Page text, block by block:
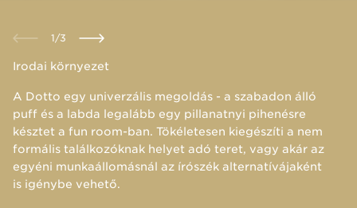
1/3
Irodai környezet
A Dotto egy univerzális megoldás - a szabadon álló
puff és a labda legalább egy pillanatnyi pihenésre
késztet a fun room-ban. Tökéletesen kiegészíti a nem
formális találkozóknak helyet adó teret, vagy akár az
egyéni munkaállomásnál az írószék alternatívájaként
is igénybe vehető.​